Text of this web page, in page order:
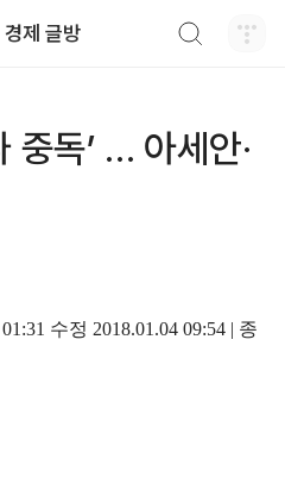
경제 글방
중독’ … 아세안·
수정 2018.01.04 09:54 | 종